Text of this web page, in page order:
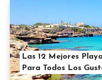
Las 12 Mejores
Para Todos Los